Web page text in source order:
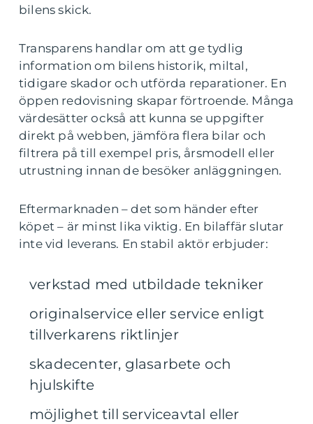
bilens skick.
Transparens handlar om att ge tydlig
information om bilens historik, miltal,
tidigare skador och utförda reparationer. En
öppen redovisning skapar förtroende. Många
värdesätter också att kunna se uppgifter
direkt på webben, jämföra flera bilar och
filtrera på till exempel pris, årsmodell eller
utrustning innan de besöker anläggningen.
Eftermarknaden – det som händer efter
köpet – är minst lika viktig. En bilaffär slutar
inte vid leverans. En stabil aktör erbjuder:
verkstad med utbildade tekniker
originalservice eller service enligt
tillverkarens riktlinjer
skadecenter, glasarbete och
hjulskifte
möjlighet till serviceavtal eller